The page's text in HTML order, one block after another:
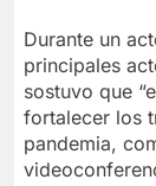
Durante un
principales
sostuvo que
fortalecer los
pandemia,